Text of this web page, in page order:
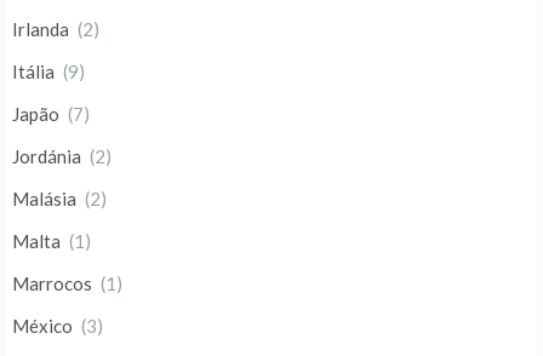
Irlanda (2)
Itália (9)
Japão (7)
Jordánia (2)
Malásia (2)
Malta (1)
Marrocos (1)
México (3)